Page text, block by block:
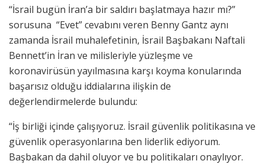
“İsrail bugün İran’a bir saldırı başlatmaya hazır mı?”
sorusuna “Evet” cevabını veren Benny Gantz aynı
zamanda İsrail muhalefetinin, İsrail Başbakanı Naftali
Bennett’in İran ve milisleriyle yüzleşme ve
koronavirüsün yayılmasına karşı koyma konularında
başarısız olduğu iddialarına ilişkin de
değerlendirmelerde bulundu:
“İş birliği içinde çalışıyoruz. İsrail güvenlik politikasına ve
güvenlik operasyonlarına ben liderlik ediyorum.
Başbakan da dahil oluyor ve bu politikaları onaylıyor.